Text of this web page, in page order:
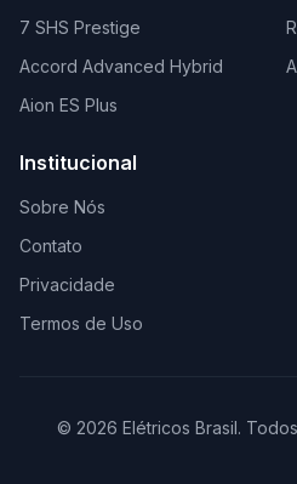
7 SHS Prestige
Accord Advanced Hybrid
Aion ES Plus
Institucional
Sobre Nós
Contato
Privacidade
Termos de Uso
© 2026 Elétricos Brasil.